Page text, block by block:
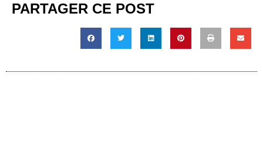
PARTAGER CE POST